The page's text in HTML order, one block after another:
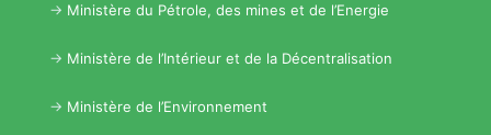
-> Ministère du Pétrole, des mines et de l’Energie
-> Ministère de l’Intérieur et de la Décentralisation
-> Ministère de l’Environnement